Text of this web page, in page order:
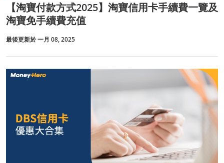
【淘寶付款方式2025】淘寶信用卡手續費一覽及
淘寶免手續費充值
最後更新於 一月 08, 2025